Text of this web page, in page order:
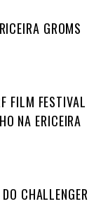
GROMS
FILM FESTIVAL
NA ERICEIRA
CHALLENGER